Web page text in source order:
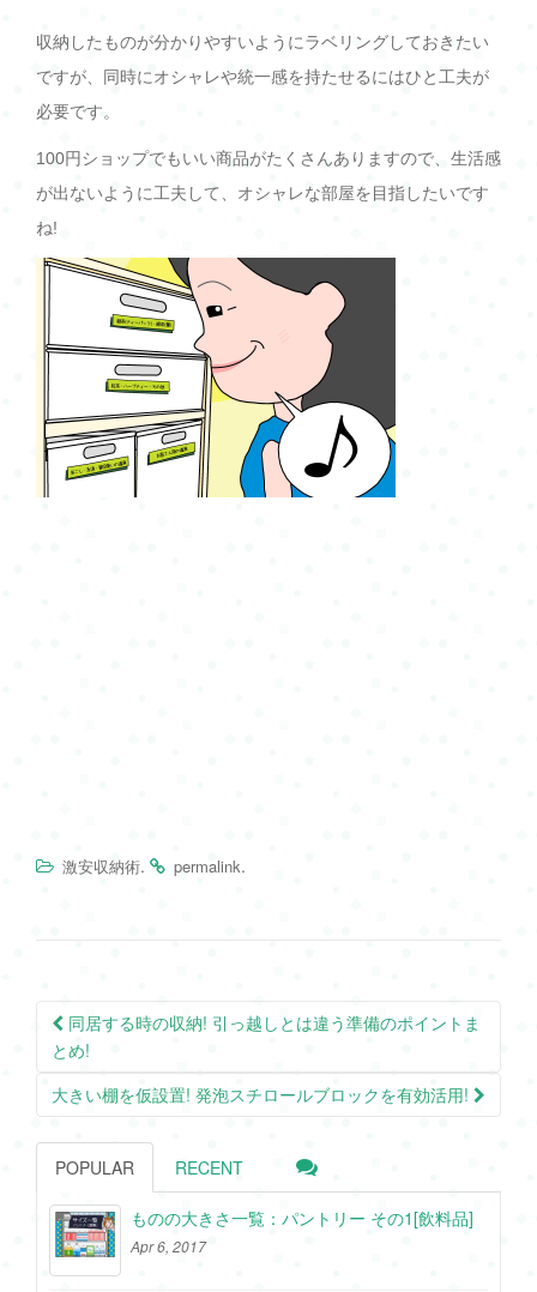
収納したものが分かりやすいようにラベリングしておきたい
ですが、同時にオシャレや統一感を持たせるにはひと工夫が
必要です。
100円ショップでもいい商品がたくさんありますので、生活感
が出ないように工夫して、オシャレな部屋を目指したいです
ね!
激安収納術. permalink.
Post
navigation
同居する時の収納! 引っ越しとは違う準備のポイントま
とめ!
大きい棚を仮設置! 発泡スチロールブロックを有効活用!
POPULAR RECENT
ものの大きさ一覧：パントリー その1[飲料品]
Apr 6, 2017